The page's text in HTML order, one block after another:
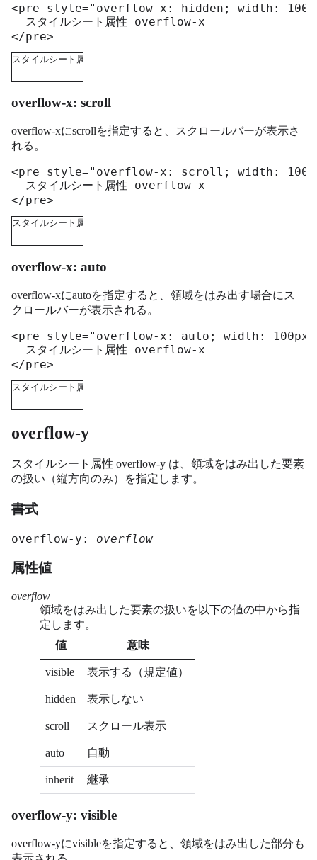
<pre style="overflow-x: hidden; width:
  スタイルシート属性 overflow-x
</pre>
スタイルシート属性 overflow-x
overflow-x: scroll
overflow-xにscrollを指定すると、スクロールバーが表示さ
れる。
<pre style="overflow-x: scroll; width:
  スタイルシート属性 overflow-x
</pre>
スタイルシート属性 overflow-x
overflow-x: auto
overflow-xにautoを指定すると、領域をはみ出す場合にス
クロールバーが表示される。
<pre style="overflow-x: auto; width:
  スタイルシート属性 overflow-x
</pre>
スタイルシート属性 overflow-x
overflow-y
スタイルシート属性 overflow-y は、領域をはみ出した要素
の扱い（縦方向のみ）を指定します。
書式
overflow-y: overflow
属性値
overflow
領域をはみ出した要素の扱いを以下の値の中から指
定します。
値
意味
visible 表示する（規定値）
hidden 表示しない
scroll スクロール表示
auto 自動
inherit 継承
overflow-y: visible
overflow-yにvisibleを指定すると、領域をはみ出した部分も